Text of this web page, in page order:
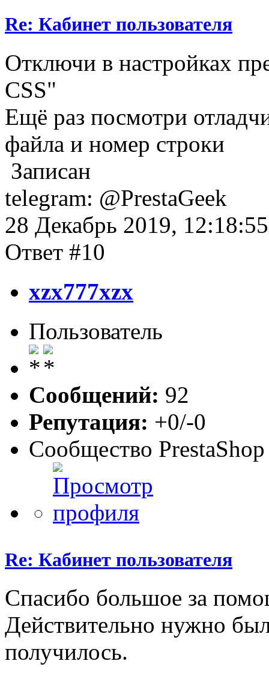
Re: Кабинет пользователя
Отключи в настройках
CSS"
Ещё раз посмотри
файла и номер строки
Записан
telegram: @PrestaGeek
28 Декабрь 2019, 12:18:55
Ответ #10
xzx777xzx
Пользователь
Сообщений: 92
Репутация: +0/-0
Сообщество PrestaShop
Re: Кабинет пользователя
Спасибо большое за
Действительно нужно
получилось.